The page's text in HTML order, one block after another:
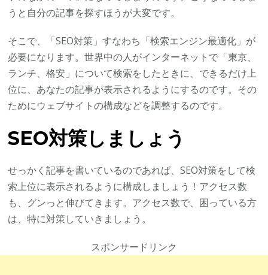
うと自分の記事を探すほうが大変です。
そこで、「SEO対策」すなわち「検索エンジン最適化」が
必要になります。世界中の人がインターネットで「東京、
ランチ、格安」について検索をしたときに、できるだけ上
位に、あなたの記事が表示されるようにするのです。その
ためにウェブサイトの構成などを調整するのです。
SEO対策しましょう
せっかく記事を書いているのであれば、SEO対策をして検
索上位に表示されるように構成しましょう！アクセス数
も、グンっと伸びてきます。アクセス数で、困っている方
は、特に対策していきましょう。
スポンサードリンク